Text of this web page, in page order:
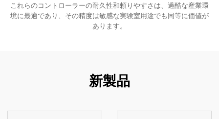
これらのコントローラーの耐久性和頼りやすさは、過酷な産業環
境に最適であり、その精度は敏感な実験室用途でも同等に価値が
あります。
新製品